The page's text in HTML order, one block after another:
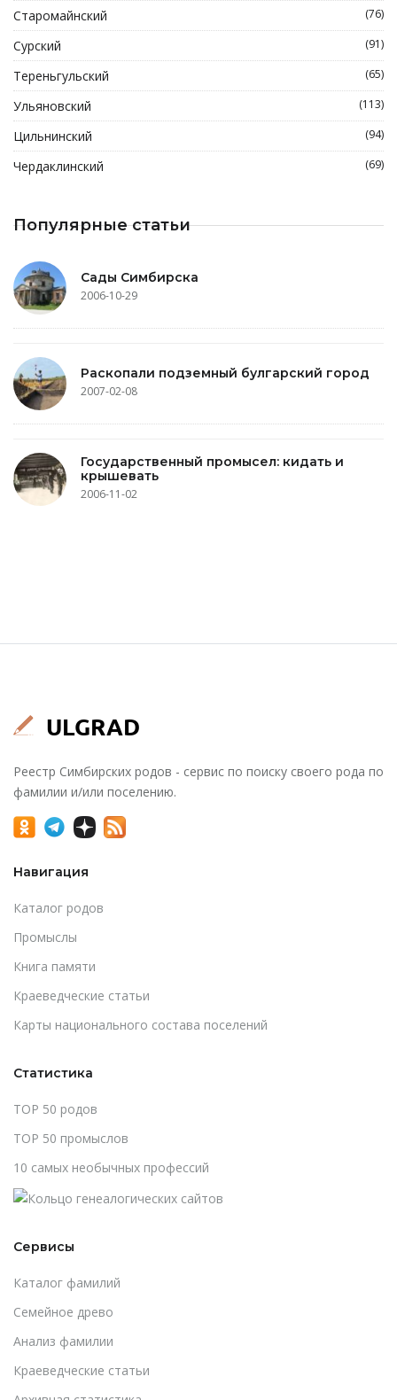
Старомайнский (76)
Сурский (91)
Тереньгульский (65)
Ульяновский (113)
Цильнинский (94)
Чердаклинский (69)
Популярные статьи
Сады Симбирска
2006-10-29
Раскопали подземный булгарский город
2007-02-08
Государственный промысел: кидать и
крышевать
2006-11-02
Реестр Симбирских родов - сервис по поиску своего рода по
фамилии и/или поселению.
Навигация
Каталог родов
Промыслы
Книга памяти
Краеведческие статьи
Карты национального состава поселений
Статистика
TOP 50 родов
TOP 50 промыслов
10 самых необычных профессий
Сервисы
Каталог фамилий
Cемейное древо
Анализ фамилии
Краеведческие статьи